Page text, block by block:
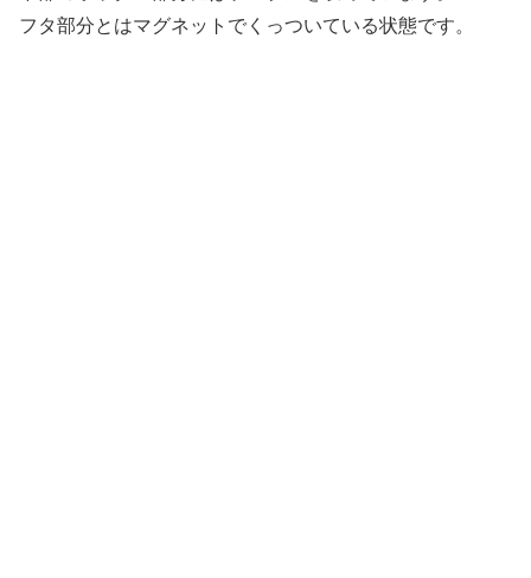
フタ部分とはマグネットでくっついている状態です。